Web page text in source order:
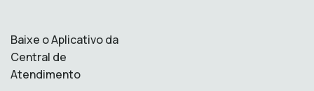
Baixe o Aplicativo da
Central de
Atendimento